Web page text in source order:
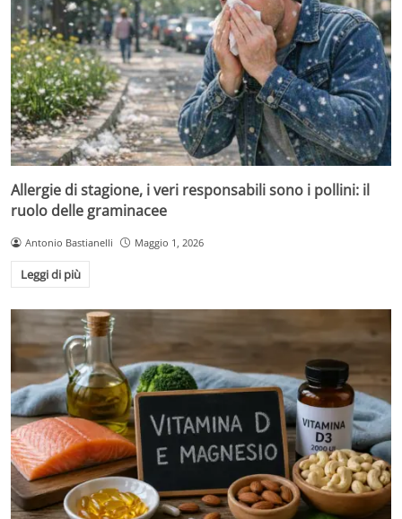
Allergie di stagione, i veri responsabili sono i pollini: il
ruolo delle graminacee
Antonio Bastianelli Maggio 1, 2026
Leggi di più